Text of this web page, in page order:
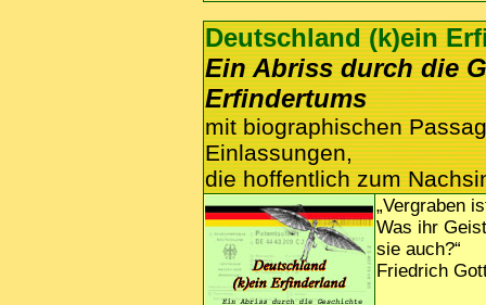
Deutschland (k)ein
Ein Abriss durch die
Erfindertums
mit biographischen
Einlassungen,
die hoffentlich zum
„Vergraben
Was ihr
sie auch?“
Friedrich